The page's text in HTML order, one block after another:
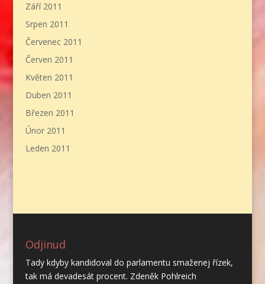
Září 2011
Srpen 2011
Červenec 2011
Červen 2011
Květen 2011
Duben 2011
Březen 2011
Únor 2011
Leden 2011
Odjinud
Tady kdyby kandidoval do parlamentu smaženej řízek,
tak má devadesát procent. Zdeněk Pohlreich